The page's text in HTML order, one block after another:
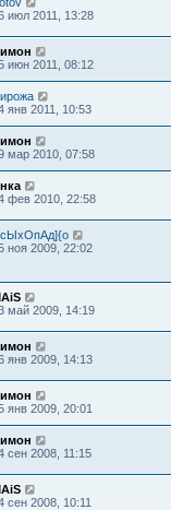
июл 2011, 13:28
июн 2011, 08:12
янв 2011, 10:53
мар 2010, 07:58
фев 2010, 22:58
ноя 2009, 22:02
май 2009, 14:19
янв 2009, 14:13
янв 2009, 20:01
сен 2008, 11:15
сен 2008, 10:11